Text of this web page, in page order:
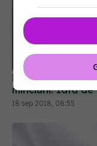
Recomandări:
minciuni. Iată de
18 sep 2018, 08:55